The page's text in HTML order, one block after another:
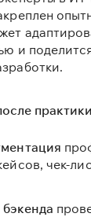
и
практики
чек-